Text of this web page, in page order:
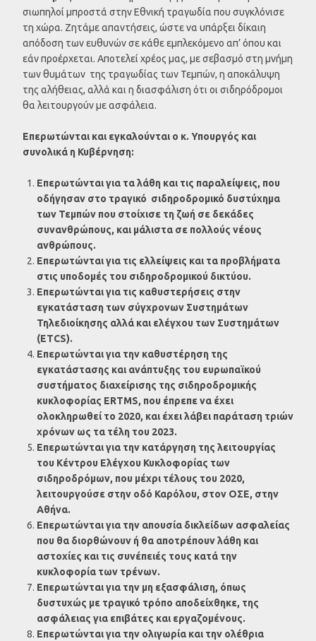
σιωπηλοί μπροστά στην Εθνική τραγωδία που συγκλόνισε
τη χώρα. Ζητάμε απαντήσεις, ώστε να υπάρξει δίκαιη
απόδοση των ευθυνών σε κάθε εμπλεκόμενο απ’ όπου και
εάν προέρχεται. Αποτελεί χρέος μας, με σεβασμό στη μνήμη
των θυμάτων της τραγωδίας των Τεμπών, η αποκάλυψη
της αλήθειας, αλλά και η διασφάλιση ότι οι σιδηρόδρομοι
θα λειτουργούν με ασφάλεια.
Επερωτώνται και εγκαλούνται ο κ. Υπουργός και
συνολικά η Κυβέρνηση:
Επερωτώνται για τα λάθη και τις παραλείψεις, που
οδήγησαν στο τραγικό σιδηροδρομικό δυστύχημα
των Τεμπών που στοίχισε τη ζωή σε δεκάδες
συνανθρώπους, και μάλιστα σε πολλούς νέους
ανθρώπους.
Επερωτώνται για τις ελλείψεις και τα προβλήματα
στις υποδομές του σιδηροδρομικού δικτύου.
Επερωτώνται για τις καθυστερήσεις στην
εγκατάσταση των σύγχρονων Συστημάτων
Τηλεδιοίκησης αλλά και ελέγχου των Συστημάτων
(ETCS).
Επερωτώνται για την καθυστέρηση της
εγκατάστασης και ανάπτυξης του ευρωπαϊκού
συστήματος διαχείρισης της σιδηροδρομικής
κυκλοφορίας ERTMS, που έπρεπε να έχει
ολοκληρωθεί το 2020, και έχει λάβει παράταση τριών
χρόνων ως τα τέλη του 2023.
Επερωτώνται για την κατάργηση της λειτουργίας
του Κέντρου Ελέγχου Κυκλοφορίας των
σιδηροδρόμων, που μέχρι τέλους του 2020,
λειτουργούσε στην οδό Καρόλου, στον ΟΣΕ, στην
Αθήνα.
Επερωτώνται για την απουσία δικλείδων ασφαλείας
που θα διορθώνουν ή θα αποτρέπουν λάθη και
αστοχίες και τις συνέπειές τους κατά την
κυκλοφορία των τρένων.
Επερωτώνται για την μη εξασφάλιση, όπως
δυστυχώς με τραγικό τρόπο αποδείχθηκε, της
ασφάλειας για επιβάτες και εργαζομένους.
Επερωτώνται για την ολιγωρία και την ολέθρια